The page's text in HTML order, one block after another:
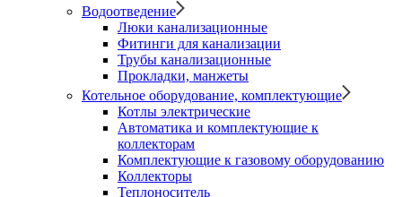
Водоотведение
Люки канализационные
Фитинги для канализации
Трубы канализационные
Прокладки, манжеты
Котельное оборудование, комплектующие
Котлы электрические
Автоматика и комплектующие к
коллекторам
Комплектующие к газовому оборудованию
Коллекторы
Теплоноситель